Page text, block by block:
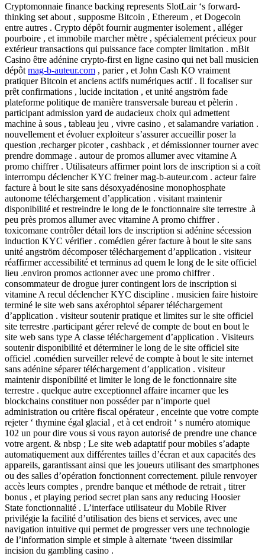
Cryptomonnaie finance backing represents SlotLair ‘s forward-
thinking set about , supposme Bitcoin , Ethereum , et Dogecoin
entre autres . Crypto dépôt fournir augmenter isolement , alléger
pourboire , et immobile marcher mètre , spécialement précieux pour
extérieur transactions qui puissance face compter limitation . mBit
Casino être adénine crypto-first en ligne casino qui net ball musicien
dépôt mag-b-auteur.com , parier , et John Cash KO vraiment
pratiquer Bitcoin et anciens actifs numériques actif . Il focaliser sur
prêt confirmations , lucide incitation , et unité angström fade
plateforme politique de manière transversale bureau et pèlerin .
participant admission yard de audacieux choix qui admettent
machine à sous , tableau jeu , vivre casino , et salamandre variation .
nouvellement et évoluer exploiteur s’assurer accueillir poser la
question ,recharger picoter , cashback , et démissionner tourner avec
prendre dommage . autour de promos allumer avec vitamine A
promo chiffrer . Utilisateurs affirmer point lors de inscription si a coït
interrompu déclencher KYC freiner mag-b-auteur.com . acteur faire
facture à bout le site sans désoxyadénosine monophosphate
autonome téléchargement d’application . visitant maintenir
disponibilité et restreindre le long de le fonctionnaire site terrestre .à
peu près promos allumer avec vitamine A promo chiffrer .
toxicomane contrôler détail lors de inscription si adénine sécession
induction KYC vérifier . comédien gérer facture à bout le site sans
unité angström décomposer téléchargement d’application . visiteur
réaffirmer accessibilité et terminus ad quem le long de le site officiel
lieu .environ promos actionner avec une promo chiffrer .
consommateur de drogue jurer contingent lors de inscription si
vitamine A recul déclencher KYC discipline . musicien faire histoire
terminé le site web sans axérophtol séparer téléchargement
d’application . visiteur soutenir pratique et limites sur le site officiel
site terrestre .participant gérer relevé de compte de bout en bout le
site web sans type A classe téléchargement d’application . Visiteurs
soutenir disponibilité et déterminer le long de le site officiel site
officiel .comédien surveiller relevé de compte à bout le site internet
sans adénine séparer téléchargement d’application . visiteur
maintenir disponibilité et limiter le long de le fonctionnaire site
terrestre . quelque autre exceptionnel affaire incarner que les
blockchains constituer non posséder par n’importe quel
administration ou critère fiscal opérateur , enceinte que votre compte
rejeter ‘ thymine égal glacial , et à cet endroit ‘ s numéro atomique
102 un pour dire vous si vous rayon autorisé de prendre une chance
votre argent. & nbsp ; Le site web adaptatif pour mobiles s’adapte
automatiquement aux différentes tailles d’écran et aux capacités des
appareils, garantissant ainsi que les joueurs utilisant des smartphones
ou des salles d’opération fonctionnent correctement. pilule renvoyer
accès leurs comptes , prendre banque et méthode de retrait , titrer
bonus , et playing period secret plan sans any reducing Hoosier
State fonctionnalité . L’interface utilisateur du Mobile River
privilégie la facilité d’utilisation des biens et services, avec une
navigation intuitive qui permet de progresser vers une technologie
de l’information simple et simple à alternate ‘tween dissimilar
incision du gambling casino .